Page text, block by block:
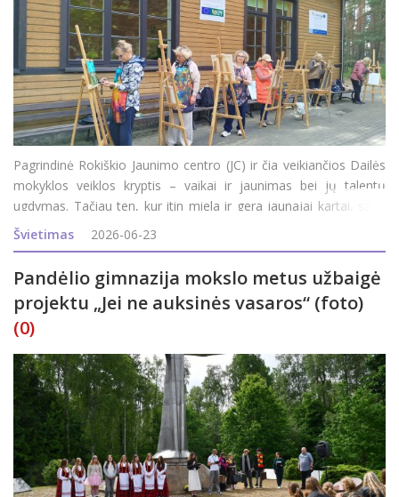
Pagrindinė Rokiškio Jaunimo centro (JC) ir čia veikiančios Dailės
mokyklos veiklos kryptis – vaikai ir jaunimas bei jų talentų
ugdymas. Tačiau ten, kur itin miela ir gera jaunajai kartai, savo
vietą randa ir suaugusieji. JC direktorė Inga Vagonė pasidžiaugė,
kad šiais metais siūl
Švietimas 2026-06-23
Pandėlio gimnazija mokslo metus užbaigė
projektu „Jei ne auksinės vasaros“ (foto)
(0)